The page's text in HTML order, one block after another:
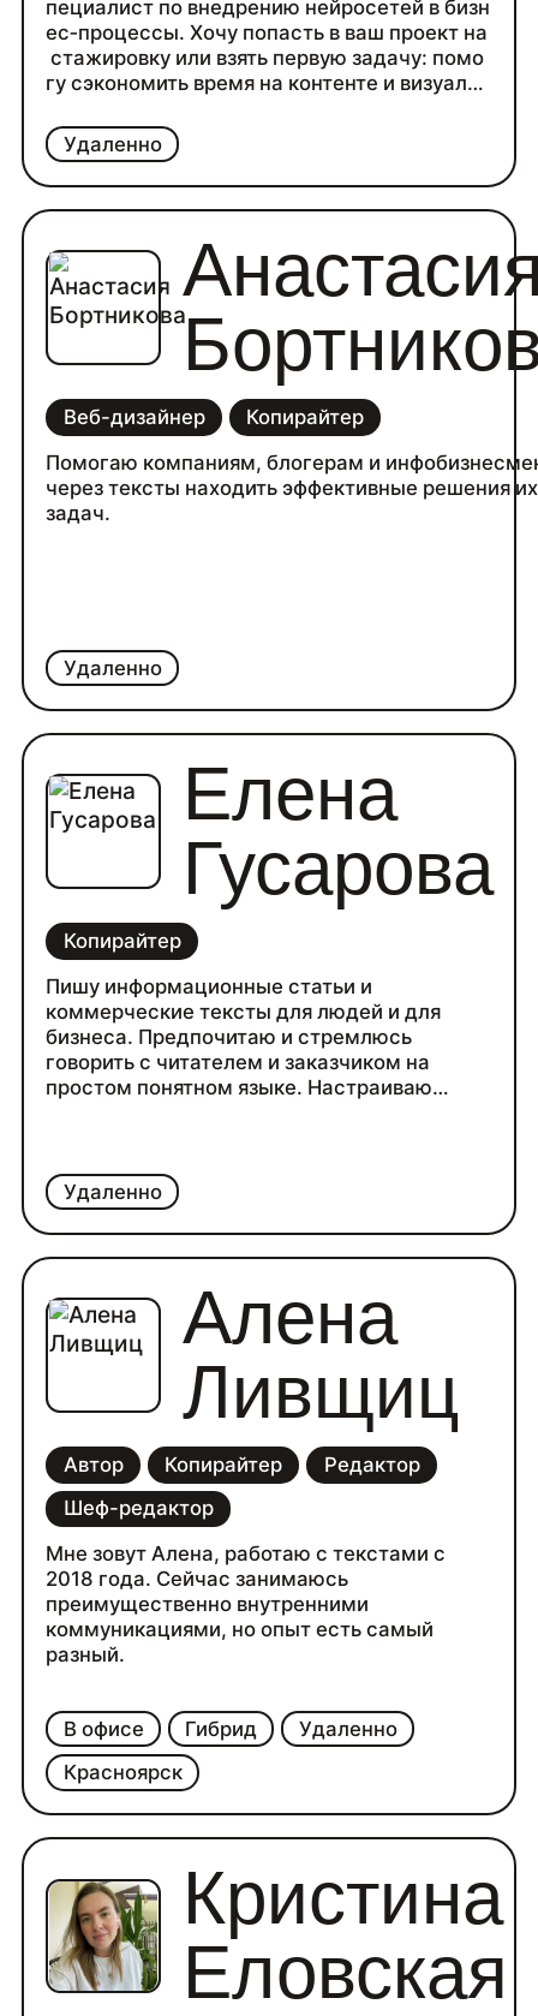
Удаленно
пециалист по внедрению нейросетей в бизн
ес‑процессы. Хочу попасть в ваш проект на
стажировку или взять первую задачу: помо
гу сэкономить время на контенте и визуале,
таты.
Уже собрала несколько кейсов: делала кон
тент для енотокафе, стикеры для спа‑салон
а, мини‑ролик с таймингом и музыкой, флае
ала путь клиента с помощью анализа данны
х и нейросетей. Мои сильные стороны: про
мт‑инжиниринг, монтаж, инфографика, конт
ент для соцсетей, работа с данными.
Удаленно
Веб-дизайнер
Копирайтер
Помогаю компаниям, блогерам и
через тексты находить эффективные решения их
задач.
Удаленно
Елена
Гусарова
Копирайтер
Пишу информационные статьи и
коммерческие тексты для людей и для
бизнеса. Предпочитаю и стремлюсь
говорить с читателем и заказчиком на
простом понятном языке. Настраиваю
лонгриды.
В офисе Гибрид
Удаленно
Красноярск
Алена
Ливщиц
Автор Копирайтер
Редактор
Шеф-редактор
Мне зовут Алена, работаю с текстами с
2018 года. Сейчас занимаюсь
преимущественно внутренними
коммуникациями, но опыт есть самый
разный.
Кристина
Еловская